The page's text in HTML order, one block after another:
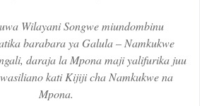
Wilayani Songwe miundombinu
barabara ya Galula – Namkukwe
daraja la Mpona maji yalifurika juu
kati Kijiji cha Namkukwe na
Mpona.